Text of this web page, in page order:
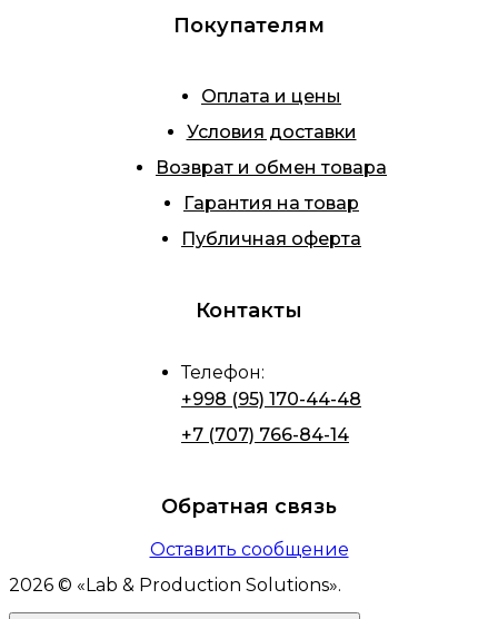
Покупателям
Оплата и цены
Условия доставки
Возврат и обмен товара
Гарантия на товар
Публичная оферта
Контакты
Телефон:
+998 (95) 170-44-48
+7 (707) 766-84-14
Обратная связь
Оставить сообщение
2026 © « Lab & Production Solutions».